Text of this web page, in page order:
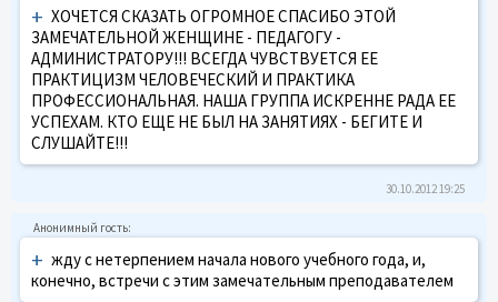
+ ХОЧЕТСЯ СКАЗАТЬ ОГРОМНОЕ СПАСИБО ЭТОЙ
ЗАМЕЧАТЕЛЬНОЙ ЖЕНЩИНЕ - ПЕДАГОГУ -
АДМИНИСТРАТОРУ!!! ВСЕГДА ЧУВСТВУЕТСЯ ЕЕ
ПРАКТИЦИЗМ ЧЕЛОВЕЧЕСКИЙ И ПРАКТИКА
ПРОФЕССИОНАЛЬНАЯ. НАША ГРУППА ИСКРЕННЕ РАДА ЕЕ
УСПЕХАМ. КТО ЕЩЕ НЕ БЫЛ НА ЗАНЯТИЯХ - БЕГИТЕ И
СЛУШАЙТЕ!!!
30.10.2012 19:25
+ жду с нетерпением начала нового учебного года, и,
конечно, встречи с этим замечательным преподавателем